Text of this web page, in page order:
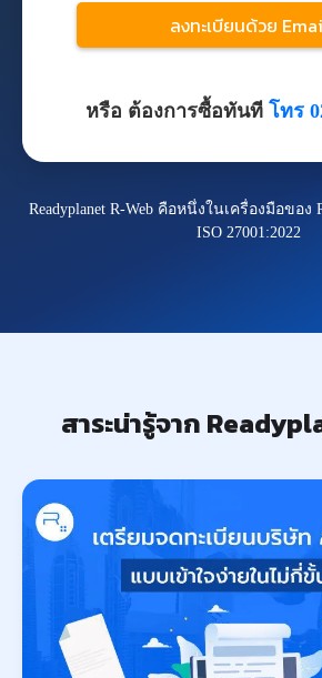
หรือ ต้องการซื้อทันที โทร
Readyplanet R-Web คือหนึ่งในเครื่องมือของ
ISO 27001:2022
สาระน่ารู้จาก